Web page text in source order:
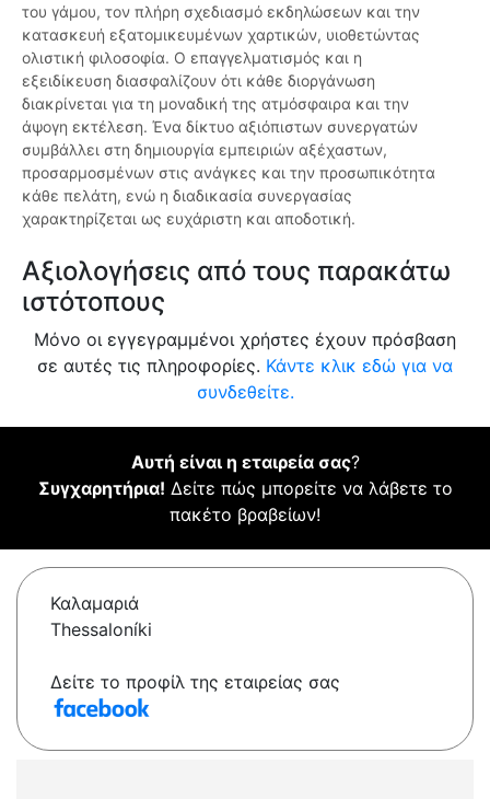
του γάμου, τον πλήρη σχεδιασμό εκδηλώσεων και την
κατασκευή εξατομικευμένων χαρτικών, υιοθετώντας
ολιστική φιλοσοφία. Ο επαγγελματισμός και η
εξειδίκευση διασφαλίζουν ότι κάθε διοργάνωση
διακρίνεται για τη μοναδική της ατμόσφαιρα και την
άψογη εκτέλεση. Ένα δίκτυο αξιόπιστων συνεργατών
συμβάλλει στη δημιουργία εμπειριών αξέχαστων,
προσαρμοσμένων στις ανάγκες και την προσωπικότητα
κάθε πελάτη, ενώ η διαδικασία συνεργασίας
χαρακτηρίζεται ως ευχάριστη και αποδοτική.
Αξιολογήσεις από τους παρακάτω
ιστότοπους
Μόνο οι εγγεγραμμένοι χρήστες έχουν πρόσβαση
σε αυτές τις πληροφορίες. Κάντε κλικ εδώ για να
συνδεθείτε.
Αυτή είναι η εταιρεία σας?
Συγχαρητήρια! Δείτε πώς μπορείτε να λάβετε το
πακέτο βραβείων!
Καλαμαριά
Thessaloníki
Δείτε το προφίλ της εταιρείας σας